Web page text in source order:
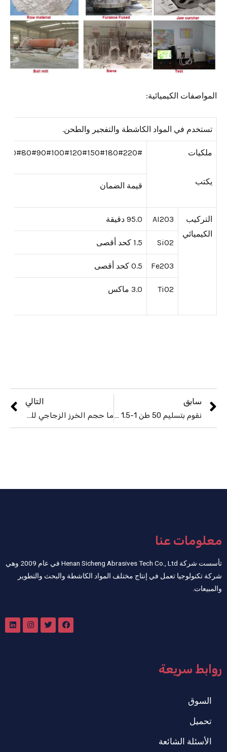
المواصفات الكيميائية:
تستخدم في المواد الكاشطة والتفجير والطحن.
ملكيات
يكتب قيمة الضمان
التركيب
الكيميائي
AI2O3 95.0 دقيقة
SiO2 1.5 كحد أقصى
Fe2O3 0.5 كحد أقصى
TiO2 3.0 ماكس
سابق
نقوم بتسليم 50 طن 1-1.5 ملم من الخرز الزجاجي البطاني المرجح لعملائنا في تركيا
التالي
ما حجم الخرز الزجاجي للبطانية الموزونة
معلومات عنا
تأسست شركة Henan Sicheng Abrasives Tech Co., Ltd في عام 2009 وهي
شركة تكنولوجيا تعمل في إنتاج مختلف المواد الكاشطة والبحث والتطوير
والمبيعات.
روابط سريعة
السوق
تحميل
الأسئلة الشائعة